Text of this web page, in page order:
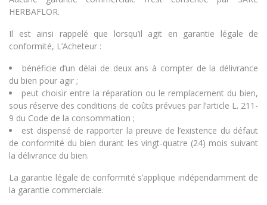
HERBAFLOR.
Il est ainsi rappelé que lorsqu’il agit en garantie légale de
conformité, L’Acheteur :
bénéficie d’un délai de deux ans à compter de la délivrance
du bien pour agir ;
peut choisir entre la réparation ou le remplacement du bien,
sous réserve des conditions de coûts prévues par l’article L. 211-
9 du Code de la consommation ;
est dispensé de rapporter la preuve de l’existence du défaut
de conformité du bien durant les vingt-quatre (24) mois suivant
la délivrance du bien.
La garantie légale de conformité s’applique indépendamment de
la garantie commerciale.